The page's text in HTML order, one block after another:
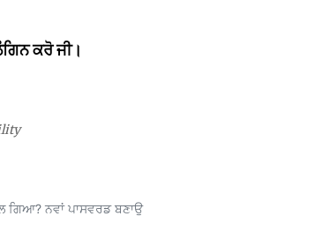
ਕਰੋ ਜੀ।
ਗਿਆ? ਨਵਾਂ ਪਾਸਵਰਡ ਬਣਾਉ